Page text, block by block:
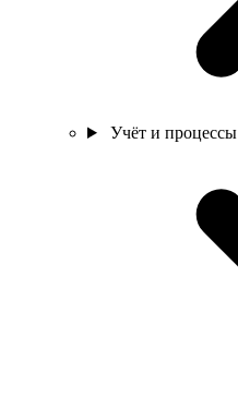
Учёт и процессы